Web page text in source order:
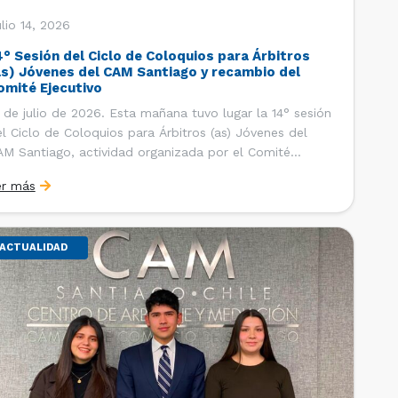
14, 2026
Sesión del Ciclo de Coloquios para Árbitros
Jóvenes del CAM Santiago y recambio del
Ejecutivo
de julio de 2026. Esta mañana tuvo lugar la 14° sesión
Ciclo de Coloquios para Árbitros (as) Jóvenes del
Santiago, actividad organizada por el Comité
y Relaciones Internacionales del Centro, con la
de que los integrantes […]
más
ACTUALIDAD